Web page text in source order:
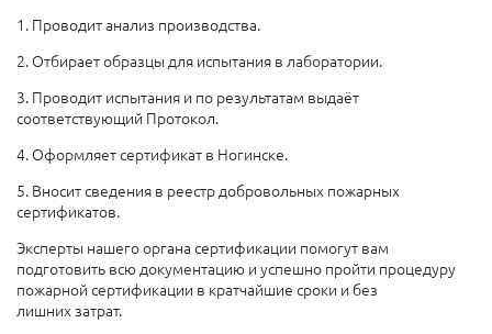
1. Проводит анализ производства.
2. Отбирает образцы для испытания в лаборатории.
3. Проводит испытания и по результатам выдаёт
соответствующий Протокол.
4. Оформляет сертификат в Ногинске.
5. Вносит сведения в реестр добровольных пожарных
сертификатов.
Эксперты нашего органа сертификации помогут вам
подготовить всю документацию и успешно пройти процедуру
пожарной сертификации в кратчайшие сроки и без
лишних затрат.